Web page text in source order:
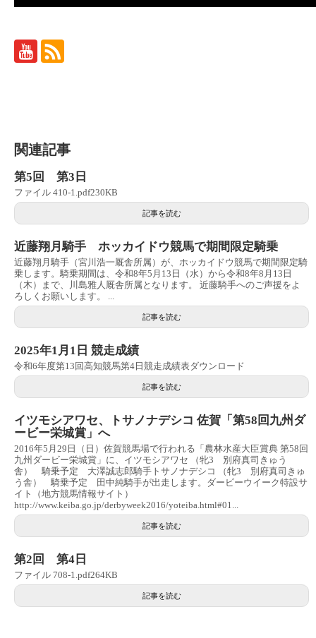
関連記事
第5回 第3日
ファイル 410-1.pdf230KB
記事を読む
近藤翔月騎手 ホッカイドウ競馬で期間限定騎乗
近藤翔月騎手（宮川浩一厩舎所属）が、ホッカイドウ競馬で期間限定騎
乗します。騎乗期間は、令和8年5月13日（水）から令和8年8月13日
（木）まで、川島雅人厩舎所属となります。 近藤騎手へのご声援をよ
ろしくお願いします。 ...
記事を読む
2025年1月1日 競走成績
令和6年度第13回高知競馬第4日競走成績表ダウンロード
記事を読む
イツモシアワセ、トサノナデシコ 佐賀「第58回九州ダ
ービー栄城賞」へ
2016年5月29日（日）佐賀競馬場で行われる「農林水産大臣賞典 第58回
九州ダービー栄城賞」に、イツモシアワセ （牝3 別府真司きゅう
舎） 騎乗予定 大澤誠志郎騎手トサノナデシコ （牝3 別府真司きゅ
う舎） 騎乗予定 田中純騎手が出走します。ダービーウイーク特設サ
イト（地方競馬情報サイト）
http://www.keiba.go.jp/derbyweek2016/yoteiba.html#01...
記事を読む
第2回 第4日
ファイル 708-1.pdf264KB
記事を読む